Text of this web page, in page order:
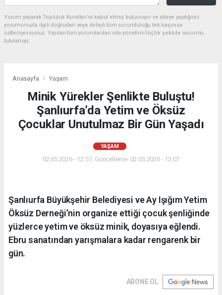
Yorum yazarak Topluluk Kuralları’nı kabul etmiş bulunuyor ve siteye yaptığınız
yorumunuzla ilgili doğrudan veya dolaylı tüm sorumluluğu tek başınıza
üstleniyorsunuz. Yazılan tüm yorumlardan site yönetimi hiçbir şekilde sorumlu
tutulamaz.
Anasayfa Yaşam
Minik Yürekler Şenlikte Buluştu!
Şanlıurfa’da Yetim ve Öksüz
Çocuklar Unutulmaz Bir Gün Yaşadı
YAŞAM
02.05.2026 - 12:57, Güncelleme: 02.05.2026 - 13:07
Şanlıurfa Büyükşehir Belediyesi ve Ay Işığım Yetim
Öksüz Derneği’nin organize ettiği çocuk şenliğinde
yüzlerce yetim ve öksüz minik, doyasıya eğlendi.
Ebru sanatından yarışmalara kadar rengarenk bir
gün.
ABONE OL